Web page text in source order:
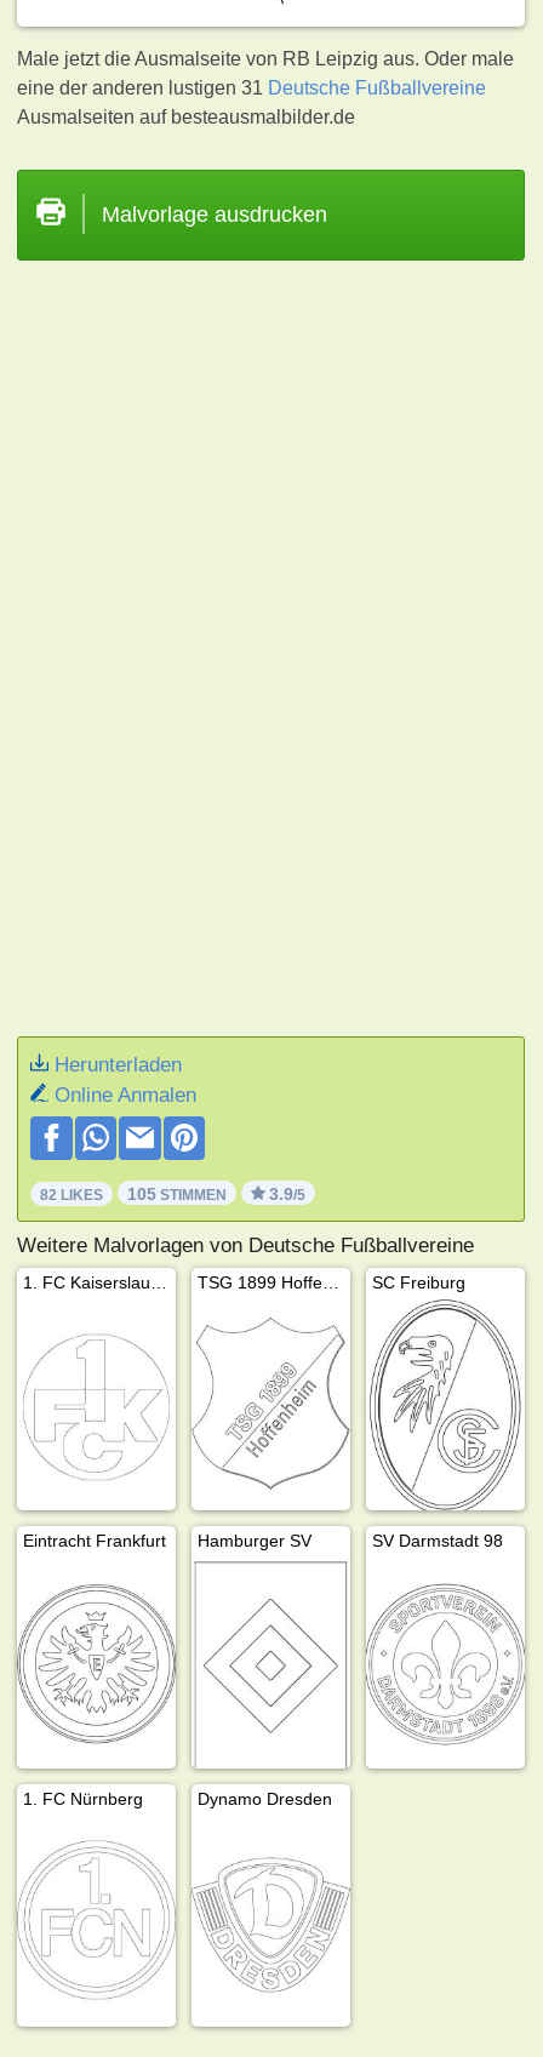
Male jetzt die Ausmalseite von RB Leipzig aus. Oder male
eine der anderen lustigen 31 Deutsche Fußballvereine
Ausmalseiten auf besteausmalbilder.de
Malvorlage ausdrucken
Herunterladen
Online Anmalen
82 LIKES 105 STIMMEN 3.9/5
Weitere Malvorlagen von Deutsche Fußballvereine
SC Freiburg
Eintracht Frankfurt Hamburger SV SV Darmstadt 98
1. FC Nürnberg Dynamo Dresden